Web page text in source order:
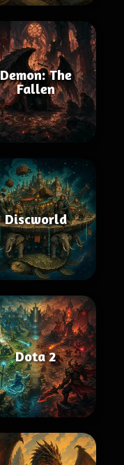
Demon: The
Fallen
Discworld
Dota 2